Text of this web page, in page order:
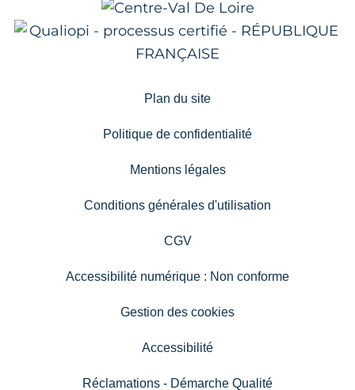
Plan du site
Politique de confidentialité
Mentions légales
Conditions générales d'utilisation
CGV
Accessibilité numérique : Non conforme
Gestion des cookies
Accessibilité
Réclamations - Démarche Qualité